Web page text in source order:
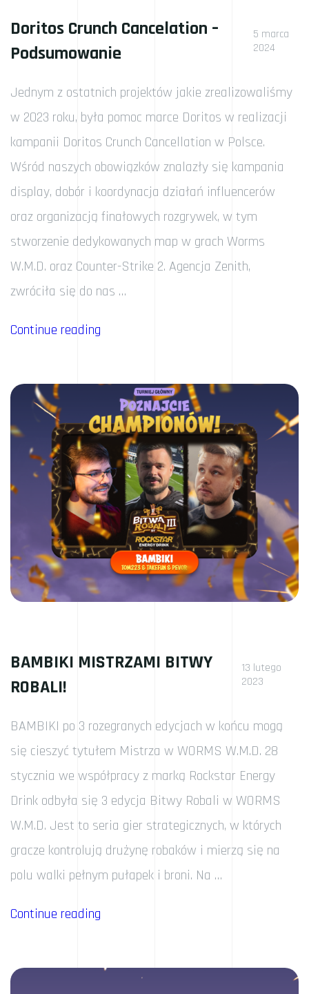
Doritos Crunch Cancelation –
Podsumowanie
5 marca
2024
Jednym z ostatnich projektów jakie zrealizowaliśmy
w 2023 roku, była pomoc marce Doritos w realizacji
kampanii Doritos Crunch Cancellation w Polsce.
Wśród naszych obowiązków znalazły się kampania
display, dobór i koordynacja działań influencerów
oraz organizacją finałowych rozgrywek, w tym
stworzenie dedykowanych map w grach Worms
W.M.D. oraz Counter-Strike 2. Agencja Zenith,
zwróciła się do nas …
Continue reading
Podsumowanie”
BAMBIKI MISTRZAMI BITWY
ROBALI!
13 lutego
2023
BAMBIKI po 3 rozegranych edycjach w końcu mogą
się cieszyć tytułem Mistrza w WORMS W.M.D. 28
stycznia we współpracy z marką Rockstar Energy
Drink odbyła się 3 edycja Bitwy Robali w WORMS
W.M.D. Jest to seria gier strategicznych, w których
gracze kontrolują drużynę robaków i mierzą się na
polu walki pełnym pułapek i broni. Na …
Continue reading